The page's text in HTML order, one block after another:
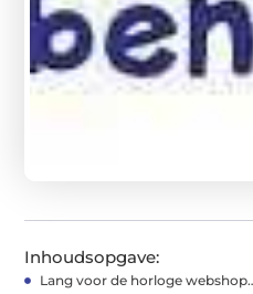
Inhoudsopgave:
Lang voor de horloge